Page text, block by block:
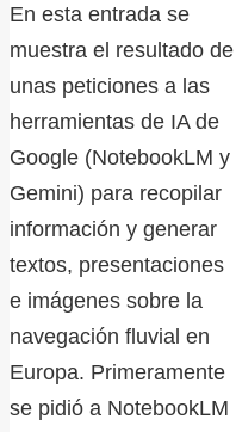
En esta entrada se
muestra el resultado de
unas peticiones a las
herramientas de IA de
Google (NotebookLM y
Gemini) para recopilar
información y generar
textos, presentaciones
e imágenes sobre la
navegación fluvial en
Europa. Primeramente
se pidió a NotebookLM